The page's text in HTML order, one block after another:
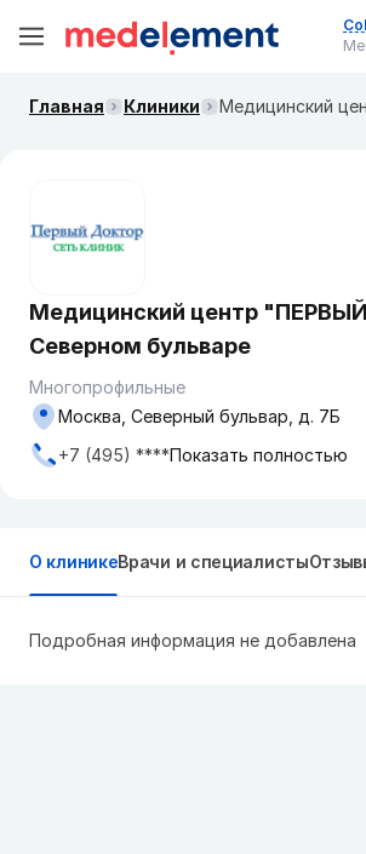
Главная Клиники
Медицинский центр
Северном бульваре
Многопрофильные
Москва, Северный бульвар, д. 7Б
+7 (495) ****Показать полностью
О клиникеВрачи и специалисты
Подробная информация не добавлена